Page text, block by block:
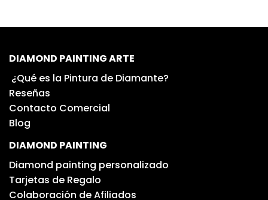
DIAMOND PAINTING ARTE
¿Qué es la Pintura de Diamante?
Reseñas
Contacto Comercial
Blog
DIAMOND PAINTING
Diamond painting personalizado
Tarjetas de Regalo
Colaboración de Afiliados